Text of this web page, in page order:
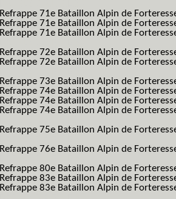
Refrappe 71e Bataillon Alpin de
Refrappe 71e Bataillon Alpin de
Refrappe 71e Bataillon Alpin de
Refrappe 72e Bataillon Alpin de
Refrappe 72e Bataillon Alpin de
Refrappe 73e Bataillon Alpin de
Refrappe 74e Bataillon Alpin de
Refrappe 74e Bataillon Alpin de
Refrappe 74e Bataillon Alpin de
Refrappe 75e Bataillon Alpin de
Refrappe 76e Bataillon Alpin de
Refrappe 80e Bataillon Alpin de
Refrappe 83e Bataillon Alpin de
Refrappe 83e Bataillon Alpin de